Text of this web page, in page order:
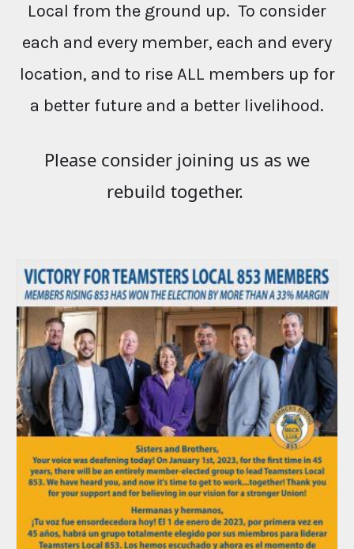
Local from the ground up. To consider
each and every member, each and every
location, and to rise ALL members up for
a better future and a better livelihood.
Please consider joining us as we
rebuild together.